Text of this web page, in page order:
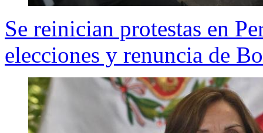
Se reinician protestas en
elecciones y renuncia de